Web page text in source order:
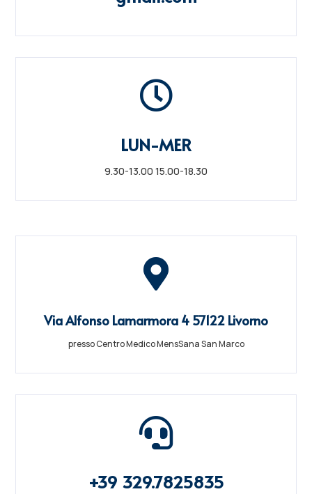

LUN-MER
9.30-13.00 15.00-18.30

Via Alfonso Lamarmora 4 57122 Livorno
presso Centro Medico MensSana San Marco

+39 329.7825835